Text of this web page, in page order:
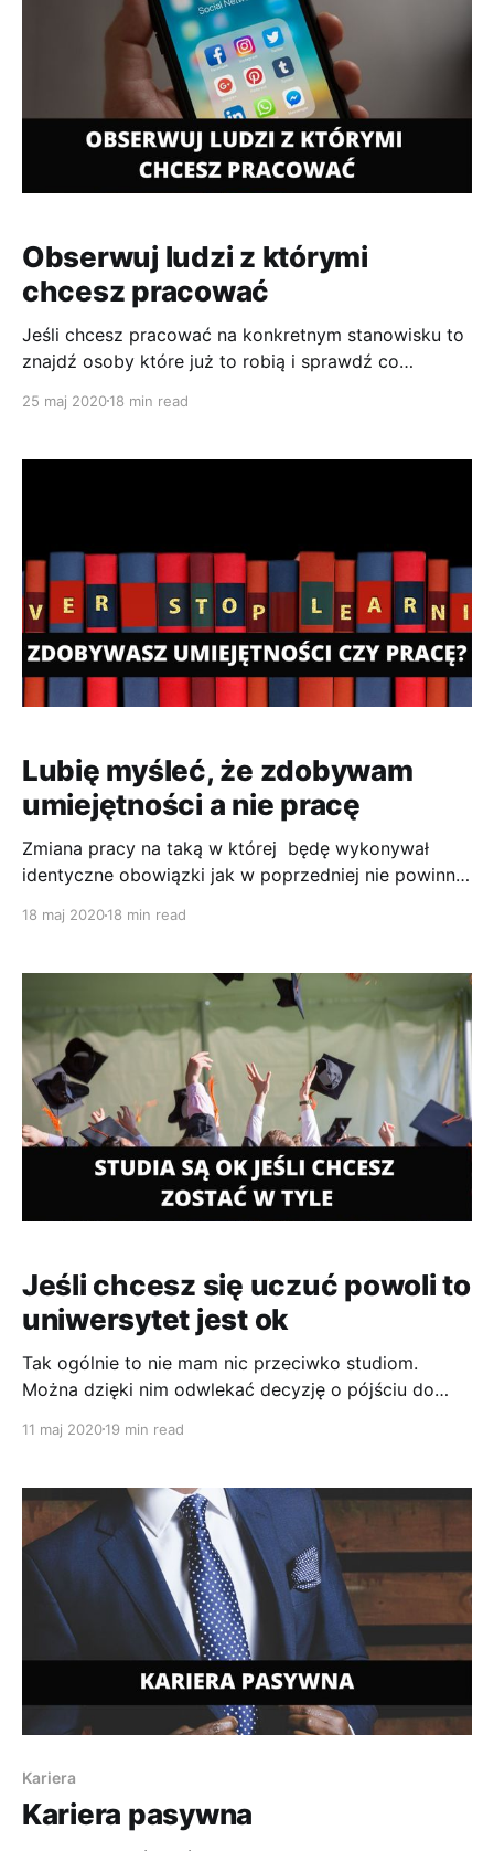
Obserwuj ludzi z którymi
chcesz pracować
Jeśli chcesz pracować na konkretnym stanowisku to
znajdź osoby które już to robią i sprawdź co
ścieżki kariery na Linkedin - od tego warto zacząć.
chcesz i znajdź wspólne punkty zaczepienia .
25 maj 202018 min read
Lubię myśleć, że zdobywam
umiejętności a nie pracę
Zmiana pracy na taką w której będę wykonywał
identyczne obowiązki jak w poprzedniej nie powinna
pracodawcy Zastanawiając się nad tym co chciałbyś
nowych umiejętności chciałbyś się nauczyć w nowym
miejscu pracy. Oczywiście musisz posiadać na
wstępnie
18 maj 202018 min read
Jeśli chcesz się uczuć powoli to
uniwersytet jest ok
Tak ogólnie to nie mam nic przeciwko studiom.
Można dzięki nim odwlekać decyzję o pójściu do
to wybór studia czy praca jest oczywisty. Niektórzy
opłacenie im nauki i stąd decyzja o
11 maj 202019 min read
Kariera
Kariera pasywna